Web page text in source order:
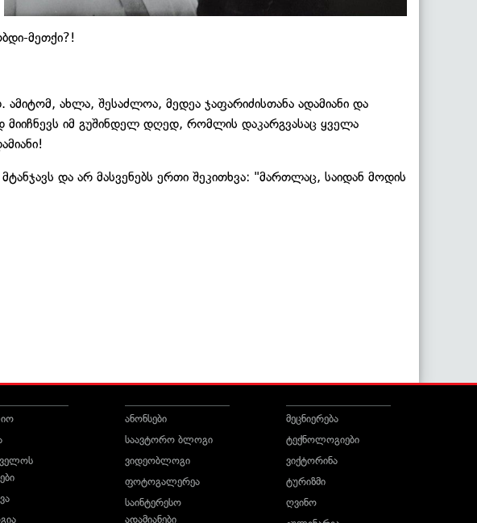
მეთქი?!
ახლა, შესაძლოა, მედეა ჯაფარიძისთანა ადამიანი და
მიიჩნევს იმ გუშინდელ დღედ, რომლის დაკარგვასაც ყველა
და არ მასვენებს ერთი შეკითხვა: "მართლაც, საიდან მოდის
ანონსები
საავტორო ბლოგი
ვიდეობლოგი
ფოტოგალერეა
საინტერესო
ადამიანები
მეცნიერება
ტექნოლოგიები
ვიქტორინა
ტურიზმი
ღვინო